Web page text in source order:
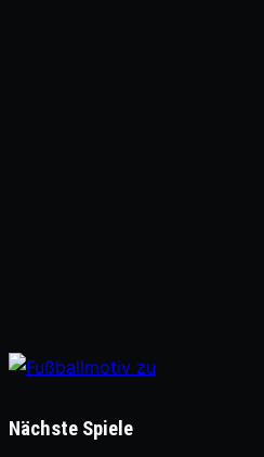
Nächste Spiele